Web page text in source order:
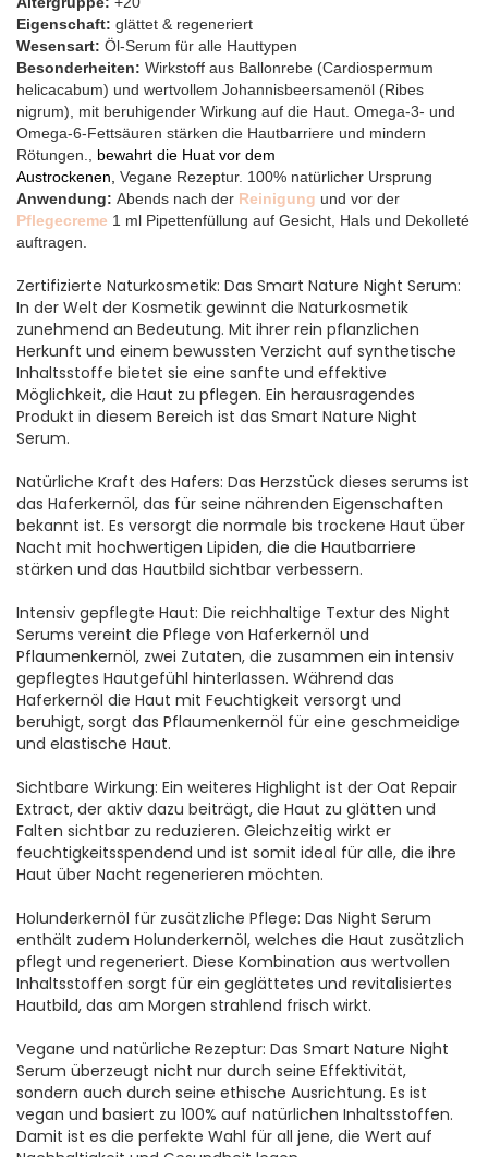
Eigenschaft: glättet & regeneriert
Wesensart: Öl-Serum für alle Hauttypen
Besonderheiten: Wirkstoff aus Ballonrebe (Cardiospermum
helicacabum) und wertvollem Johannisbeersamenöl (Ribes
nigrum), mit beruhigender Wirkung auf die Haut. Omega-3- und
Omega-6-Fettsäuren stärken die Hautbarriere und mindern
Rötungen.
bewahrt die Huat vor dem
Austrockenen, Vegane Rezeptur. 100% natürlicher Ursprung
Anwendung: Abends nach der Reinigung und vor der
Pflegecreme 1 ml Pipettenfüllung auf Gesicht, Hals und Dekolleté
auftragen.
Zertifizierte Naturkosmetik: Das Smart Nature Night Serum:
In der Welt der Kosmetik gewinnt die Naturkosmetik
zunehmend an Bedeutung. Mit ihrer rein pflanzlichen
Herkunft und einem bewussten Verzicht auf synthetische
Inhaltsstoffe bietet sie eine sanfte und effektive
Möglichkeit, die Haut zu pflegen. Ein herausragendes
Produkt in diesem Bereich ist das Smart Nature Night
Serum.
Natürliche Kraft des Hafers: Das Herzstück dieses serums ist
das Haferkernöl, das für seine nährenden Eigenschaften
bekannt ist. Es versorgt die normale bis trockene Haut über
Nacht mit hochwertigen Lipiden, die die Hautbarriere
stärken und das Hautbild sichtbar verbessern.
Intensiv gepflegte Haut: Die reichhaltige Textur des Night
Serums vereint die Pflege von Haferkernöl und
Pflaumenkernöl, zwei Zutaten, die zusammen ein intensiv
gepflegtes Hautgefühl hinterlassen. Während das
Haferkernöl die Haut mit Feuchtigkeit versorgt und
beruhigt, sorgt das Pflaumenkernöl für eine geschmeidige
und elastische Haut.
Sichtbare Wirkung: Ein weiteres Highlight ist der Oat Repair
Extract, der aktiv dazu beiträgt, die Haut zu glätten und
Falten sichtbar zu reduzieren. Gleichzeitig wirkt er
feuchtigkeitsspendend und ist somit ideal für alle, die ihre
Haut über Nacht regenerieren möchten.
Holunderkernöl für zusätzliche Pflege: Das Night Serum
enthält zudem Holunderkernöl, welches die Haut zusätzlich
pflegt und regeneriert. Diese Kombination aus wertvollen
Inhaltsstoffen sorgt für ein geglättetes und revitalisiertes
Hautbild, das am Morgen strahlend frisch wirkt.
Vegane und natürliche Rezeptur: Das Smart Nature Night
Serum überzeugt nicht nur durch seine Effektivität,
sondern auch durch seine ethische Ausrichtung. Es ist
vegan und basiert zu 100% auf natürlichen Inhaltsstoffen.
Damit ist es die perfekte Wahl für all jene, die Wert auf